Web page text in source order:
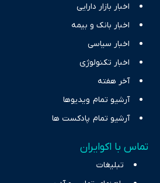
اخبار بازار دارایی
اخبار بانک و بیمه
اخبار سیاسی
اخبار تکنولوژی
آخر هفته
آرشیو تمام ویدیوها
آرشیو تمام پادکست ها
تماس با اکوایران
تبلیغات